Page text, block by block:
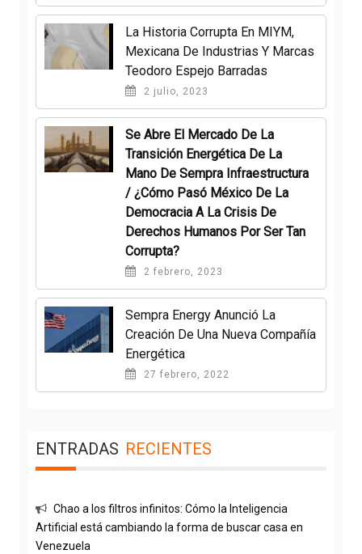
La Historia Corrupta En MIYM,
Mexicana De Industrias Y Marcas
Teodoro Espejo Barradas
2 julio, 2023
Se Abre El Mercado De La
Transición Energética De La
Mano De Sempra Infraestructura
/ ¿Cómo Pasó México De La
Democracia A La Crisis De
Derechos Humanos Por Ser Tan
Corrupta?
2 febrero, 2023
Sempra Energy Anunció La
Creación De Una Nueva Compañía
Energética
27 febrero, 2022
ENTRADAS RECIENTES
Chao a los filtros infinitos: Cómo la Inteligencia
Artificial está cambiando la forma de buscar casa en
Venezuela